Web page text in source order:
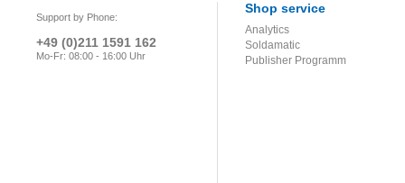
Support by Phone:
+49 (0)211 1591 162
Mo-Fr: 08:00 - 16:00 Uhr
Shop service
Analytics
Soldamatic
Publisher Programm